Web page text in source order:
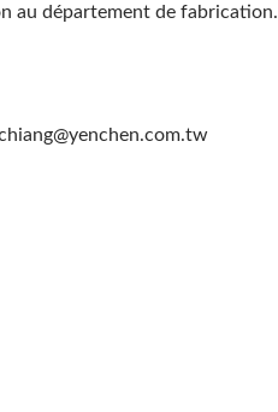
au département de fabrication.